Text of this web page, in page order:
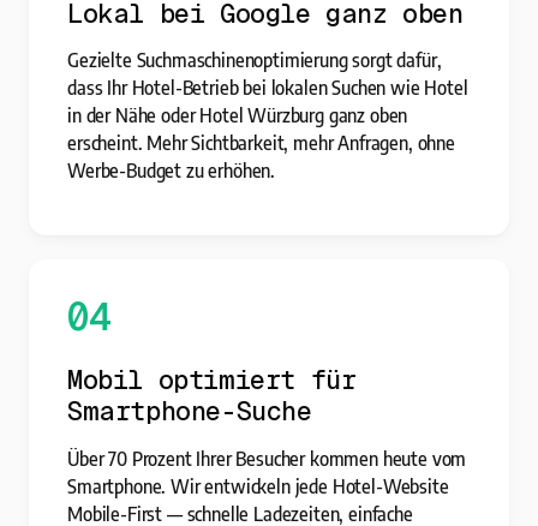
Lokal bei Google ganz oben
Gezielte Suchmaschinenoptimierung sorgt dafür,
dass Ihr Hotel-Betrieb bei lokalen Suchen wie Hotel
in der Nähe oder Hotel Würzburg ganz oben
erscheint. Mehr Sichtbarkeit, mehr Anfragen, ohne
Werbe-Budget zu erhöhen.
04
Mobil optimiert für
Smartphone-Suche
Über 70 Prozent Ihrer Besucher kommen heute vom
Smartphone. Wir entwickeln jede Hotel-Website
Mobile-First — schnelle Ladezeiten, einfache